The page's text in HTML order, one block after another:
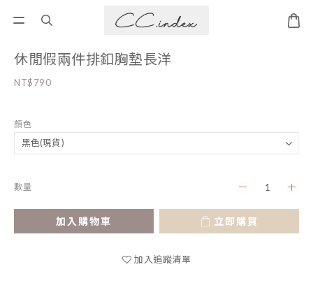
休閒假兩件排釦胸墊長洋
NT$790
顏色
數量
加入購物車 立即購買
加入追蹤清單